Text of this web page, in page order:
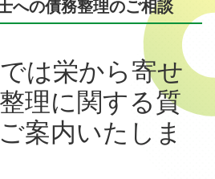
への債務整理のご相談
は栄から寄せ
理に関する質
案内いたしま